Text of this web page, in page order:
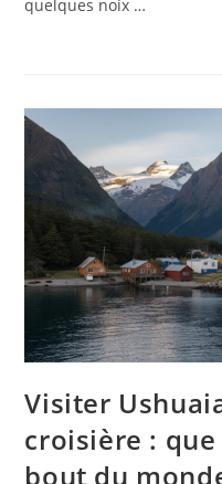
quelques noix …
Visiter
croisière :
bout du